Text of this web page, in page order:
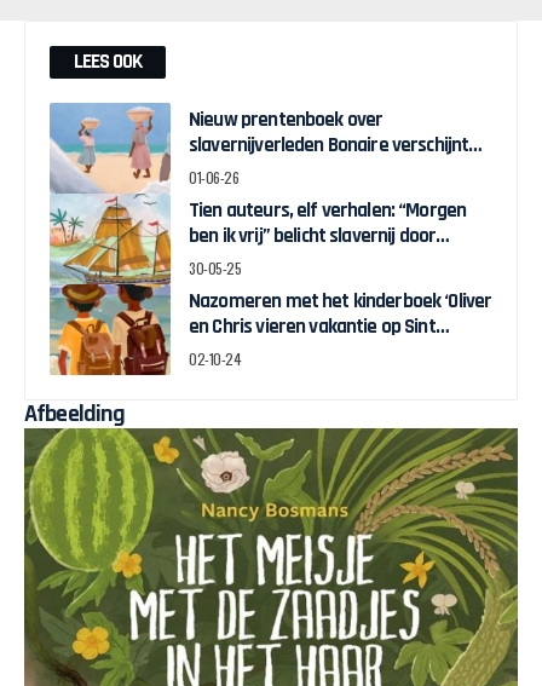
LEES OOK
Nieuw prentenboek over
slavernijverleden Bonaire verschijnt
voor Keti Koti
01-06-26
Tien auteurs, elf verhalen: “Morgen
ben ik vrij” belicht slavernij door
kinderogen
30-05-25
Nazomeren met het kinderboek ‘Oliver
en Chris vieren vakantie op Sint
Maarten’
02-10-24
Afbeelding